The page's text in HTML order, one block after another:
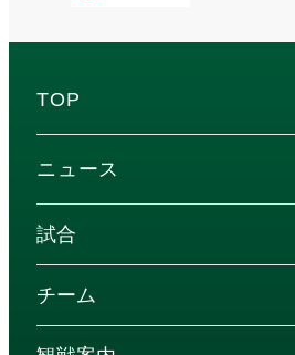
TOP
ニュース
試合
チーム